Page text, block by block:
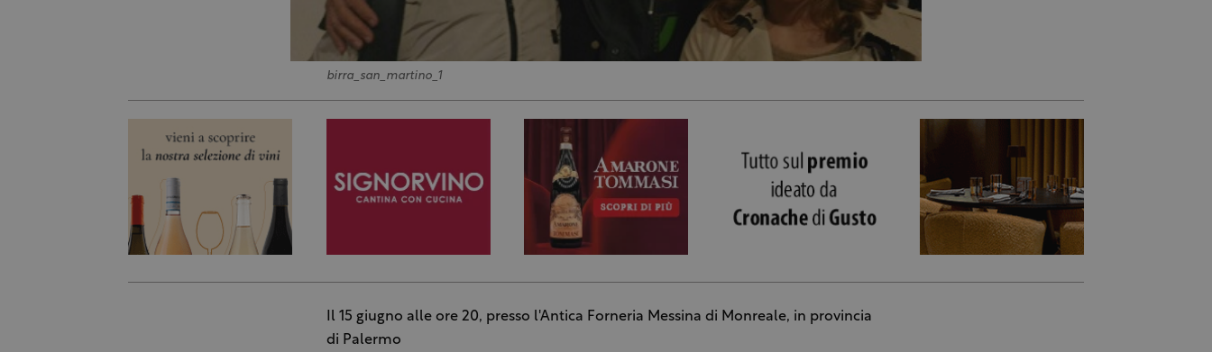
birra_san_martino_1
Il 15 giugno alle ore 20, presso l'Antica Forneria Messina di Monreale, in provincia
di Palermo